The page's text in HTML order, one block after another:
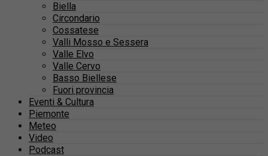
Biella
Circondario
Cossatese
Valli Mosso e Sessera
Valle Elvo
Valle Cervo
Basso Biellese
Fuori provincia
Eventi & Cultura
Piemonte
Meteo
Video
Podcast